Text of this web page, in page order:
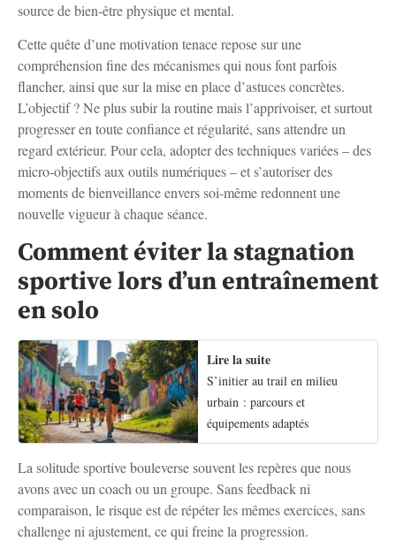
source de bien-être physique et mental.
Cette quête d’une motivation tenace repose sur une
compréhension fine des mécanismes qui nous font parfois
flancher, ainsi que sur la mise en place d’astuces concrètes.
L’objectif ? Ne plus subir la routine mais l’apprivoiser, et surtout
progresser en toute confiance et régularité, sans attendre un
regard extérieur. Pour cela, adopter des techniques variées – des
micro-objectifs aux outils numériques – et s’autoriser des
moments de bienveillance envers soi-même redonnent une
nouvelle vigueur à chaque séance.
Comment éviter la stagnation
sportive lors d’un entraînement
en solo
Lire la suite
S’initier au trail en milieu
urbain : parcours et
équipements adaptés
La solitude sportive bouleverse souvent les repères que nous
avons avec un coach ou un groupe. Sans feedback ni
comparaison, le risque est de répéter les mêmes exercices, sans
challenge ni ajustement, ce qui freine la progression.